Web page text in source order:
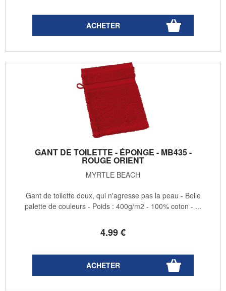
GANT DE TOILETTE - ÉPONGE - MB435 -
ROUGE ORIENT
MYRTLE BEACH
4.99€
Gant de toilette doux, qui n'agresse pas la peau - Belle
palette de couleurs - Poids : 400g/m2 - 100% coton - ...